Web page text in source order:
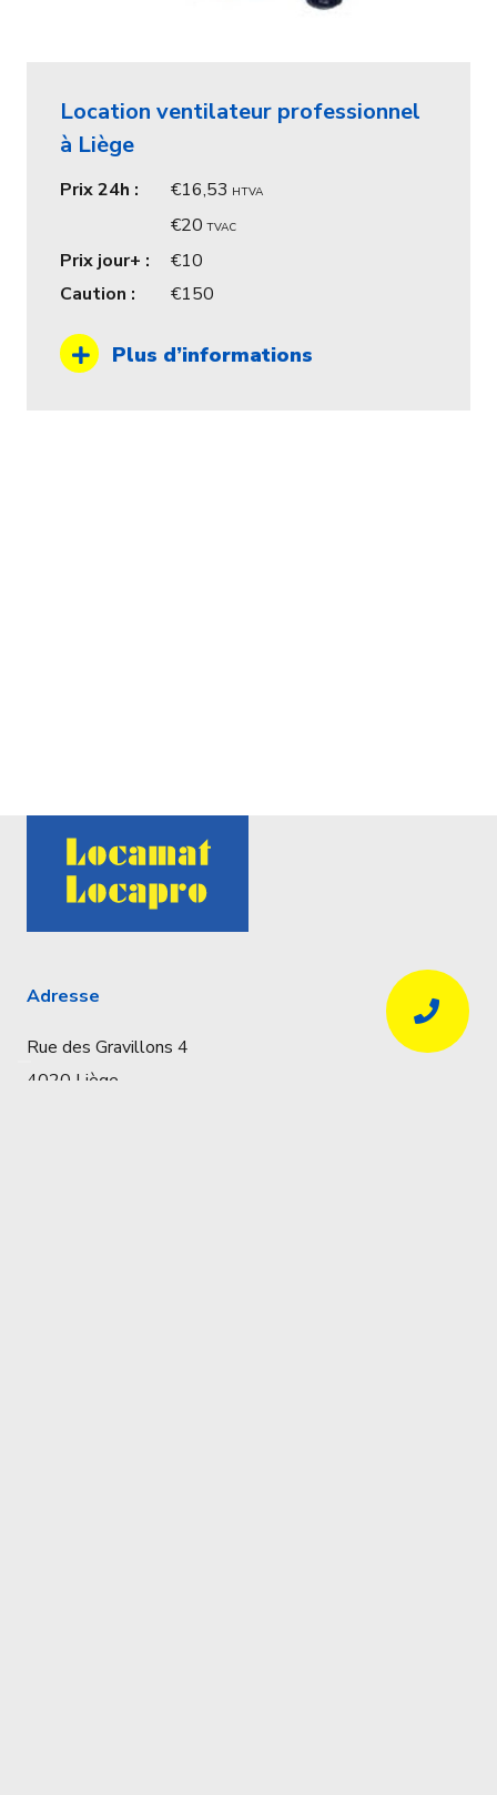
Location ventilateur professionnel
à Liège
Prix 24h : 16,53 HTVA
20 TVAC
Prix jour+ :
10
Caution :
150
Plus d’informations
Adresse
Rue des Gravillons 4
4020 Liège